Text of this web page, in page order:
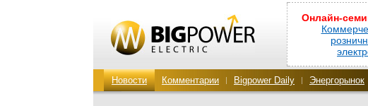
Онлайн-
Новости Комментарии Bigpower Daily Энергорынок